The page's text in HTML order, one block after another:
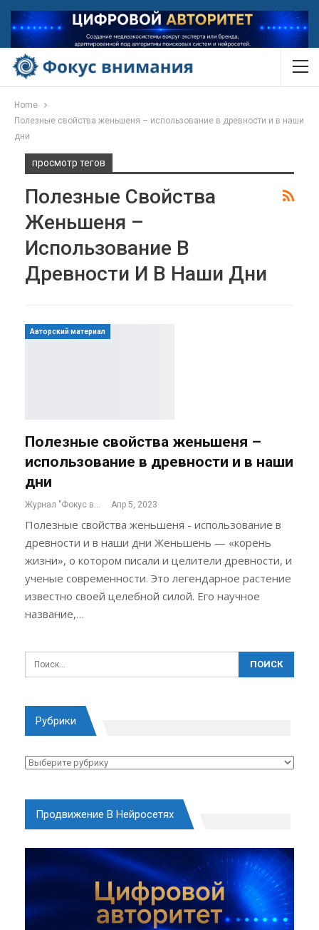
Home
Полезные свойства женьшеня – использование в древности и в наши
дни
просмотр тегов
Полезные Свойства
Женьшеня –
Использование В
Древности И В Наши Дни
Авторский материал
Полезные свойства женьшеня –
использование в древности и в наши
дни
Журнал "Фокус внимания" Апр 5, 2023
Полезные свойства женьшеня - использование в
древности и в наши дни Женьшень — «корень
жизни», о котором писали и целители древности, и
ученые современности. Это легендарное растение
известно своей целебной силой. Его научное
название,…
Рубрики
Рубрики
Продвижение В Нейросетях